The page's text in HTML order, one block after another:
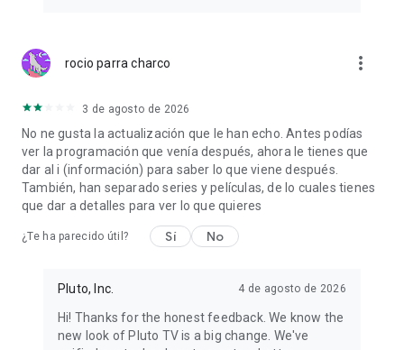
rocio parra charco more_vert
3 de agosto de 2026
No ne gusta la actualización que le han echo. Antes podías
ver la programación que venía después, ahora le tienes que
dar al i (información) para saber lo que viene después.
También, han separado series y películas, de lo cuales tienes
que dar a detalles para ver lo que quieres
¿Te ha parecido útil? Sí No
Pluto, Inc. 4 de agosto de 2026
Hi! Thanks for the honest feedback. We know the
new look of Pluto TV is a big change. We've